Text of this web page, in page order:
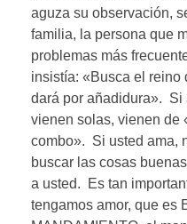
aguza su observación,
familia, la persona que
problemas más
insistía: «Busca el reino
dará por añadidura». Si
vienen solas, vienen de
combo». Si usted ama,
buscar las cosas
a usted. Es tan
tengamos amor, que es